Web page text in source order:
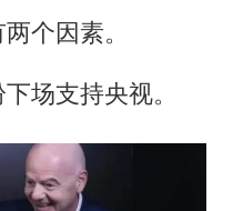
个因素。
场支持央视。